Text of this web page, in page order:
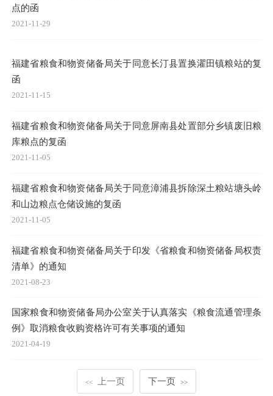
点的函
2021-11-29
福建省粮食和物资储备局关于同意长汀县置换濯田镇粮站的复
函
2021-11-15
福建省粮食和物资储备局关于同意屏南县处置部分乡镇废旧粮
库粮点的复函
2021-11-05
福建省粮食和物资储备局关于同意漳浦县拆除深土粮站塘头岭
和山边粮点仓储设施的复函
2021-11-05
福建省粮食和物资储备局关于印发《省粮食和物资储备局权责
清单》的通知
2021-08-23
国家粮食和物资储备局办公室关于认真落实《粮食流通管理条
例》取消粮食收购资格许可有关事项的通知
2021-04-19
<< 上一页 下一页 >>